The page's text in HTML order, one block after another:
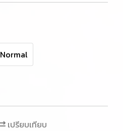
Normal
เปรียบเทียบ